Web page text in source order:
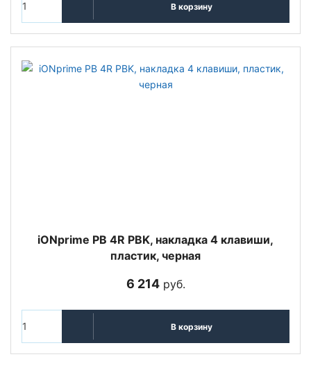
В корзину
iONprime PB 4R PBK, накладка 4 клавиши,
пластик, черная
6 214руб.
В корзину